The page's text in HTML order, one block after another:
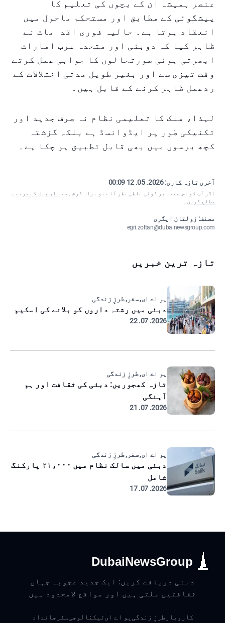
عنصر ہمیشہ ان کے بچوں کی تعلیم کا
پیشگوئی کے مطابق اور مستحکم ماحول میں
انعقاد ہوتا ہے۔ حالیہ فوری اقدامات نے
ظاہر کیا کہ دوبئی اور متحدہ عرب امارات
ابھرتی ہوئی صورتحالوں کا جوابی عمل کرتے
وقت تیزی سے اور بغیر طویل مدتی اختلالات کے
ردعمل ظاہر کرنے کے قابل ہیں۔
لہذا، ملک کا تعلیمی نظام نہ صرف جدید اور
تکنیکی طور پر ایڈوانسڈ ہے بلکہ گزشتہ
کچھ برسوں میں بھی قابل تطبیق ہو چکا ہے۔
آخری تازہ کاری:2026. 05. 12 00:09
اگر آپ کو اس صفحے پر کوئی غلطی نظر آئے تو براہ کرم ہمیں ای میل کے ذریعے
مطلع کریں ۔
مصنف: زولتان ایگری
egri.zoltan@dubainewsgroup.com
تازہ ترین خبریں
یو اے ای, سفر, طرزِ زندگی
دبئی میں رشتہ داروں کو بلانے کی اسکیم
2026. 07. 22
یو اے ای, طرزِ زندگی
تازہ کھجوریں: دبئی کی ثقافت اور ہم
آہنگی
2026. 07. 21
یو اے ای, سفر, طرزِ زندگی
دبئی میں سالک نظام میں ۲۱،۰۰۰ پارکنگ
شامل
2026. 07. 17
DubaiNewsGroup
دبئی دریافت کریں: ایک جدید عجوبہ جہاں
ثقافتیں ملتی ہیں اور مواقع لامحدود ہیں
کاروبار طرزِ زندگی یو اے ایٹیکنالوجیسفر جائداد